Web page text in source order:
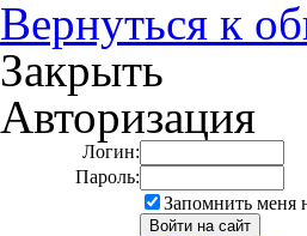
Вернуться к
Закрыть
Авторизация
Логин:
Пароль:
Запомнить меня